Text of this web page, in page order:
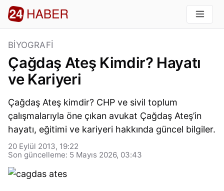
BIYOGRAFI
Çağdaş Ateş Kimdir? Hayatı
ve Kariyeri
Çağdaş Ateş kimdir? CHP ve sivil toplum
çalışmalarıyla öne çıkan avukat Çağdaş Ateş’in
hayatı, eğitimi ve kariyeri hakkında güncel bilgiler.
20 Eylül 2013, 19:22
Son güncelleme: 5 Mayıs 2026, 03:43